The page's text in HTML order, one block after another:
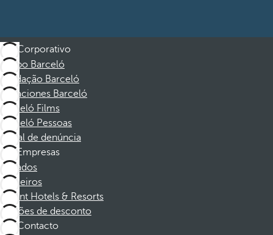
Corporativo
Grupo Barceló
Fundação Barceló
Vacaciones Barceló
Barceló Films
Barceló Pessoas
Canal de denúncia
Empresas
Afiliados
Parceiros
Dorint Hotels & Resorts
Cupões de desconto
Contacto